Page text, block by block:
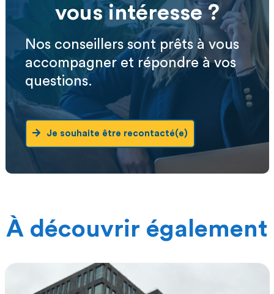
vous intéresse ?
Nos conseillers sont prêts à vous
accompagner et répondre à vos
questions.
Je souhaite être recontacté(e)
À découvrir également